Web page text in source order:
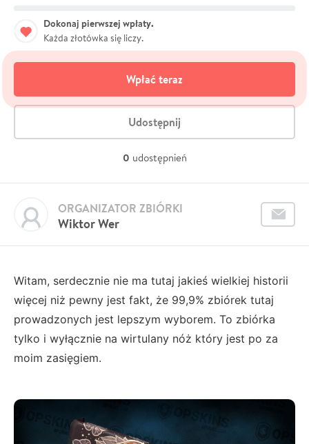
Dokonaj pierwszej wpłaty.
Każda złotówka się liczy.
Wpłać teraz
Udostępnij
0 udostępnień
Wiktor Wer
ORGANIZATOR ZBIÓRKI
Witam, serdecznie nie ma tutaj jakieś wielkiej historii
więcej niż pewny jest fakt, że 99,9% zbiórek tutaj
prowadzonych jest lepszym wyborem. To zbiórka
tylko i wyłącznie na wirtulany nóż który jest po za
moim zasięgiem.